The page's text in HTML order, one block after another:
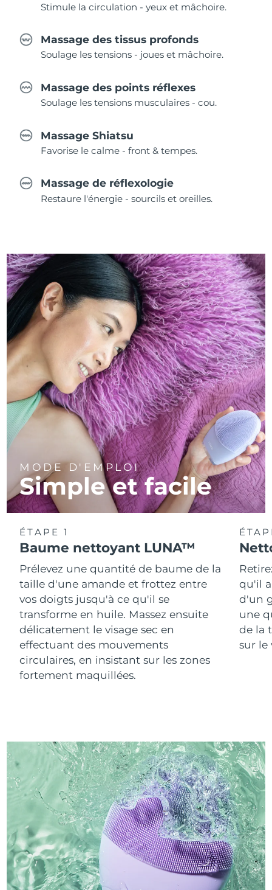
Stimule la circulation - yeux et mâchoire.
Massage des tissus profonds
Soulage les tensions - joues et mâchoire.
Massage des points réflexes
Soulage les tensions musculaires - cou.
Massage Shiatsu
Favorise le calme - front & tempes.
Massage de réflexologie
Restaure l'énergie - sourcils et oreilles.
MODE D'EMPLOI
Simple et facile
ÉTAPE 1
Baume nettoyant LUNA™
Prélevez une quantité de baume de la
taille d'une amande et frottez entre
vos doigts jusqu'à ce qu'il se
transforme en huile. Massez ensuite
délicatement le visage sec en
effectuant des mouvements
circulaires, en insistant sur les zones
fortement maquillées.
qu'il
d'un
une
de la
sur le